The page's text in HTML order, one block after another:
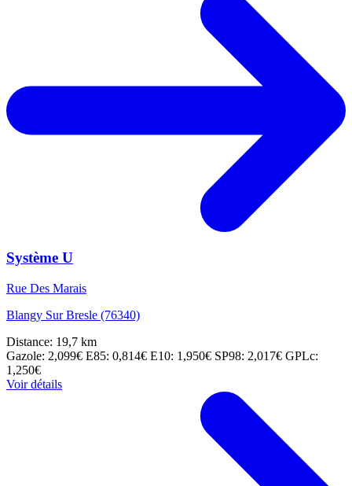
Système U
Rue Des Marais
Blangy Sur Bresle (76340)
Distance: 19,7 km
Gazole: 2,099€ E85: 0,814€ E10: 1,950€ SP98: 2,017€ GPLc:
1,250€
Voir détails